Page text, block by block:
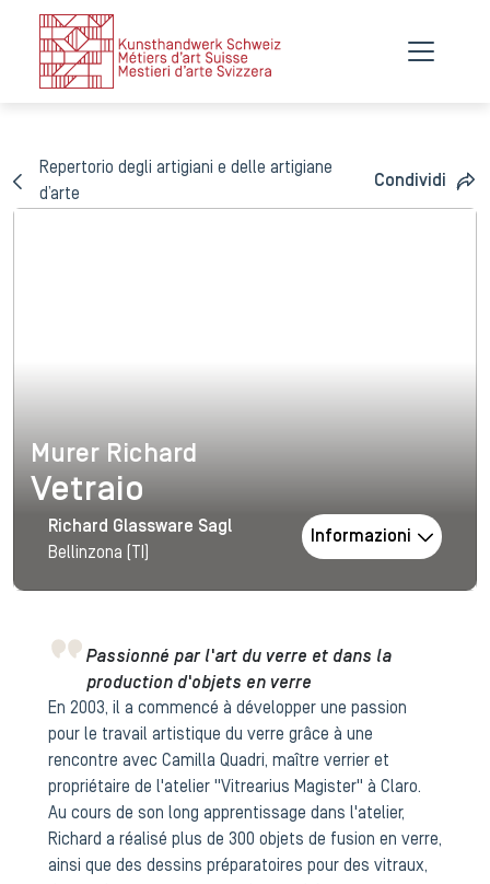
Repertorio degli artigiani e delle artigiane
d’arte
Condividi
Murer Richard
Murer Richard
Vetraio
Richard Glassware Sagl
Bellinzona (TI)
Informazioni
Passionné par l'art du verre et dans la
production d'objets en verre
En 2003, il a commencé à développer une passion
pour le travail artistique du verre grâce à une
rencontre avec Camilla Quadri, maître verrier et
propriétaire de l'atelier "Vitrearius Magister" à Claro.
Au cours de son long apprentissage dans l'atelier,
Richard a réalisé plus de 300 objets de fusion en verre,
ainsi que des dessins préparatoires pour des vitraux,